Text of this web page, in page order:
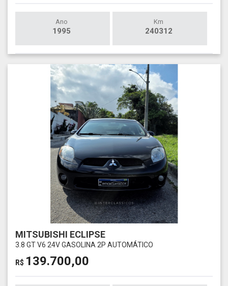
Ano
1995
Km
240312
MITSUBISHI ECLIPSE
3.8 GT V6 24V GASOLINA 2P AUTOMÁTICO
R$ 139.700,00